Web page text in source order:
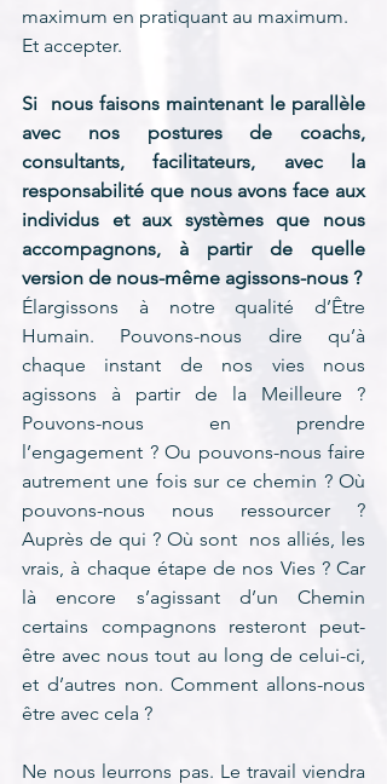
maximum en pratiquant au maximum.
Et accepter.
Si  nous faisons maintenant le parallèle
avec nos postures de coachs,
consultants, facilitateurs, avec la
responsabilité que nous avons face aux
individus et aux systèmes que nous
accompagnons, à partir de quelle
version de nous-même agissons-nous ?
Élargissons à notre qualité d’Être
Humain. Pouvons-nous dire qu’à
chaque instant de nos vies nous
agissons à partir de la Meilleure ?
Pouvons-nous en prendre
l’engagement ? Ou pouvons-nous faire
autrement une fois sur ce chemin ? Où
pouvons-nous nous ressourcer ?
Auprès de qui ? Où sont  nos alliés, les
vrais, à chaque étape de nos Vies ? Car
là encore s’agissant d’un Chemin
certains compagnons resteront peut-
être avec nous tout au long de celui-ci,
et d’autres non. Comment allons-nous
être avec cela ?
Ne nous leurrons pas. Le travail viendra